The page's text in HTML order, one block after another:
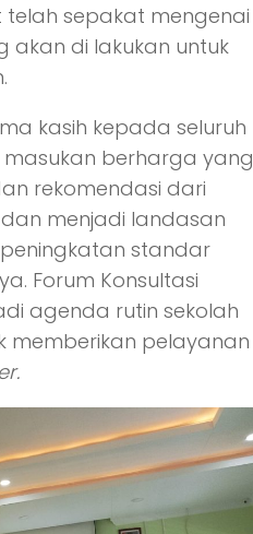
sepakat mengenai
akan di lakukan untuk
kasih kepada seluruh
berharga yang
rekomendasi dari
menjadi landasan
standar
Forum Konsultasi
agenda rutin sekolah
memberikan pelayanan